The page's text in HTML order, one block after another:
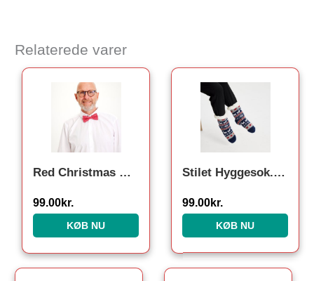
Relaterede varer
Red Christmas Butterfly
99.00kr.
KØB NU
Stilet Hyggesok. Julesokker
99.00kr.
KØB NU